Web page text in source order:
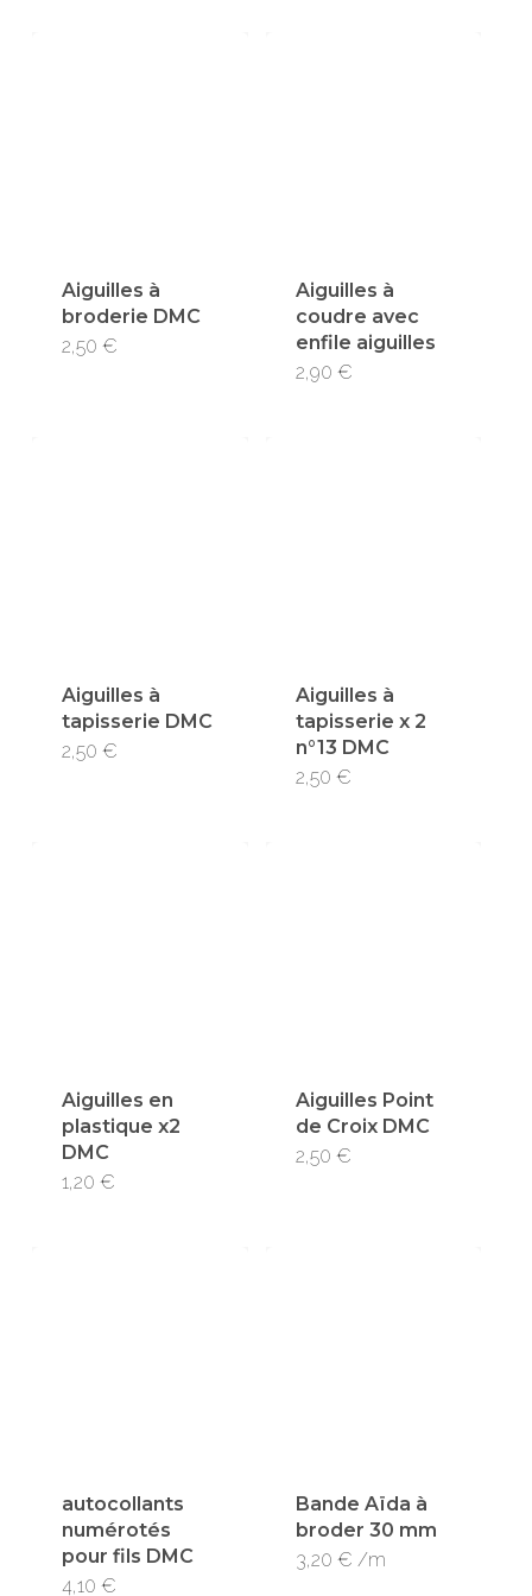
Aiguilles à
broderie DMC
2,50 €
Aiguilles à
coudre avec
enfile aiguilles
2,90 €
Aiguilles à
tapisserie DMC
2,50 €
Aiguilles à
tapisserie x 2
n°13 DMC
2,50 €
Aiguilles en
plastique x2
DMC
1,20 €
Aiguilles Point
de Croix DMC
2,50 €
autocollants
numérotés
pour fils DMC
4,10 €
Bande Aïda à
broder 30 mm
3,20 € /m